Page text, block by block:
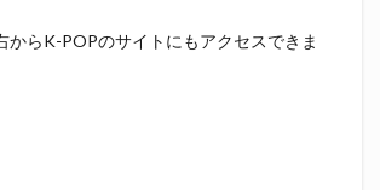
からK-POPのサイトにもアクセスできま